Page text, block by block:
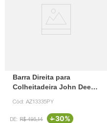
Barra Direita para
Colheitadeira John Deere
Cód: AZ13335PY
R$ 495,14 -30%